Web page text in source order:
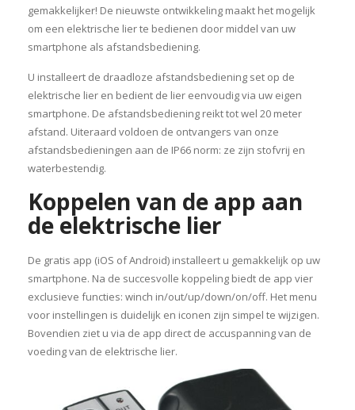
gemakkelijker! De nieuwste ontwikkeling maakt het mogelijk
om een elektrische lier te bedienen door middel van uw
smartphone als afstandsbediening.
U installeert de draadloze afstandsbediening set op de
elektrische lier en bedient de lier eenvoudig via uw eigen
smartphone. De afstandsbediening reikt tot wel 20 meter
afstand. Uiteraard voldoen de ontvangers van onze
afstandsbedieningen aan de IP66 norm: ze zijn stofvrij en
waterbestendig.
Koppelen van de app aan
de elektrische lier
De gratis app (iOS of Android) installeert u gemakkelijk op uw
smartphone. Na de succesvolle koppeling biedt de app vier
exclusieve functies: winch in/out/up/down/on/off. Het menu
voor instellingen is duidelijk en iconen zijn simpel te wijzigen.
Bovendien ziet u via de app direct de accuspanning van de
voeding van de elektrische lier.